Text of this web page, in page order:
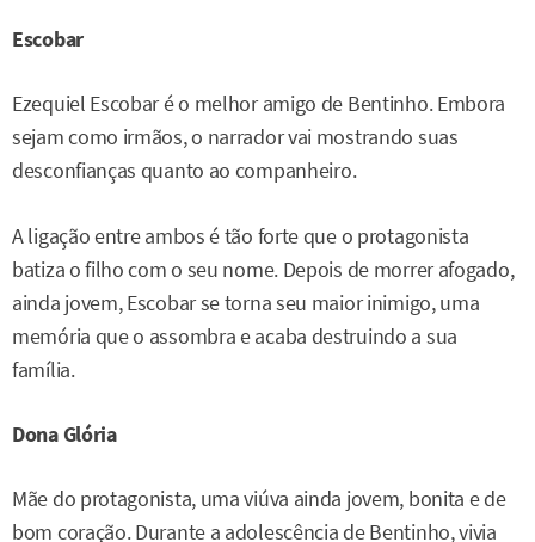
Escobar
Ezequiel Escobar é o melhor amigo de Bentinho. Embora
sejam como irmãos, o narrador vai mostrando suas
desconfianças quanto ao companheiro.
A ligação entre ambos é tão forte que o protagonista
batiza o filho com o seu nome. Depois de morrer afogado,
ainda jovem, Escobar se torna seu maior inimigo, uma
memória que o assombra e acaba destruindo a sua
família.
Dona Glória
Mãe do protagonista, uma viúva ainda jovem, bonita e de
bom coração. Durante a adolescência de Bentinho, vivia